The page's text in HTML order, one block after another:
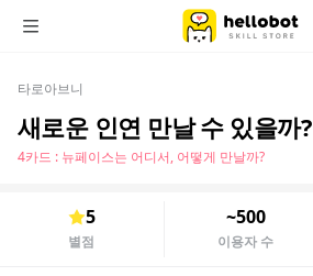
타로아브니
새로운 인연 만날 수 있을까?
4카드 : 뉴페이스는 어디서, 어떻게 만날까?
5
별점
~500
이용자 수